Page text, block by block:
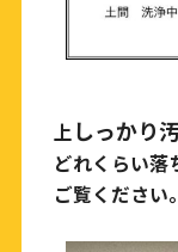
上しっかり
どれくらい落
ご覧ください。